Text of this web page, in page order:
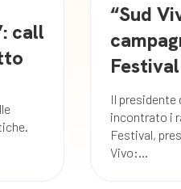
call
“Sud
Festival
Il presidente
incontrato i
Festival,
Vivo:...